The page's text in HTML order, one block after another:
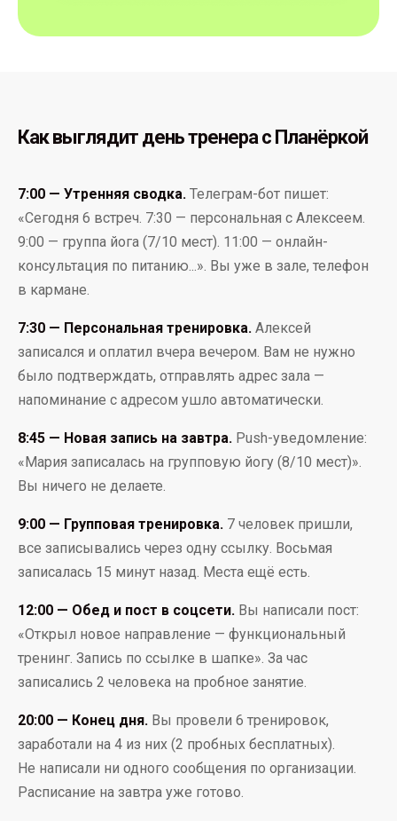
Как выглядит день тренера с Планёркой
7:00 — Утренняя сводка. Телеграм-бот пишет:
«Сегодня 6 встреч. 7:30 — персональная с Алексеем.
9:00 — группа йога (7/10 мест). 11:00 — онлайн-
консультация по питанию...». Вы уже в зале, телефон
в кармане.
7:30 — Персональная тренировка. Алексей
записался и оплатил вчера вечером. Вам не нужно
было подтверждать, отправлять адрес зала —
напоминание с адресом ушло автоматически.
8:45 — Новая запись на завтра. Push-уведомление:
«Мария записалась на групповую йогу (8/10 мест)».
Вы ничего не делаете.
9:00 — Групповая тренировка. 7 человек пришли,
все записывались через одну ссылку. Восьмая
записалась 15 минут назад. Места ещё есть.
12:00 — Обед и пост в соцсети. Вы написали пост:
«Открыл новое направление — функциональный
тренинг. Запись по ссылке в шапке». За час
записались 2 человека на пробное занятие.
20:00 — Конец дня. Вы провели 6 тренировок,
заработали на 4 из них (2 пробных бесплатных).
Не написали ни одного сообщения по организации.
Расписание на завтра уже готово.